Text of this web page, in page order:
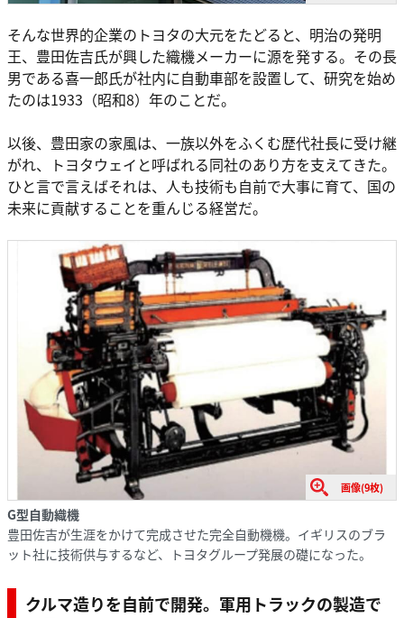
そんな世界的企業のトヨタの大元をたどると、明治の発明
王、豊田佐吉氏が興した織機メーカーに源を発する。その長
男である喜一郎氏が社内に自動車部を設置して、研究を始め
たのは1933（昭和8）年のことだ。
以後、豊田家の家風は、一族以外をふくむ歴代社長に受け継
がれ、トヨタウェイと呼ばれる同社のあり方を支えてきた。
ひと言で言えばそれは、人も技術も自前で大事に育て、国の
未来に貢献することを重んじる経営だ。
画像(9枚)
G型自動織機
豊田佐吉が生涯をかけて完成させた完全自動機機。イギリスのブラ
ット社に技術供与するなど、トヨタグループ発展の礎になった。
クルマ造りを自前で開発。軍用トラックの製造で